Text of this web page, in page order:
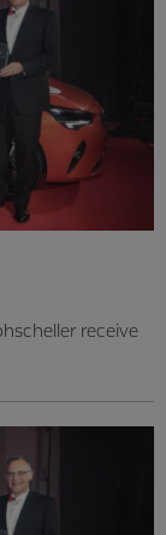
receive